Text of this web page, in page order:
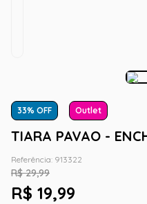
33% OFF Outlet
TIARA PAVAO -
Referência: 913322
R$ 29,99
R$ 19,99